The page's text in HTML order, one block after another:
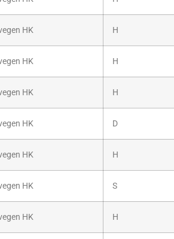
HK H
HK H
HK H
HK D
HK H
HK S
HK H